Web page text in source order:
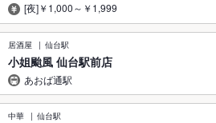
[夜]￥1,000～￥1,999
居酒屋 仙台駅
小姐颱風 仙台駅前店
あおば通駅
中華 仙台駅